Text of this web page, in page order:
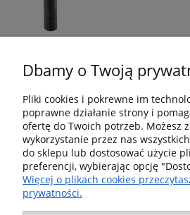
Pomoc
Dostawa i
Moje konto
Dbamy o Twoją
Pliki cookies i pokrewne im
poprawne działanie strony i
ofertę do Twoich potrzeb. Możesz
wykorzystanie przez nas
do sklepu lub dostosować użycie
preferencji, wybierając opcję
Więcej o plikach cookies
prywatności.